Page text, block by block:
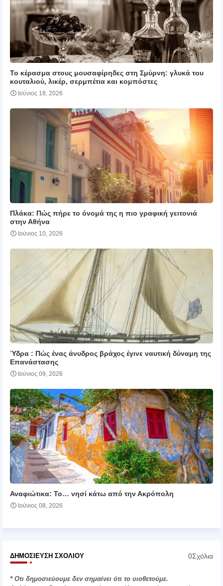
Το κέρασμα στους μουσαφίρηδες στη Σμύρνη: γλυκά του
κουταλιού, λικέρ, σερμπέτια και κομπόστες
Ιούνιος 18, 2026
Πλάκα: Πώς πήρε το όνομά της η πιο γραφική γειτονιά
στην Αθήνα
Ιούνιος 10, 2026
Ύδρα : Πώς ένας άνυδρος βράχος έγινε ναυτική δύναμη της
Επανάστασης
Ιούνιος 09, 2026
Αναφιώτικα: Το… νησί κάτω από την Ακρόπολη
Ιούνιος 08, 2026
ΔΗΜΟΣΊΕΥΣΗ ΣΧΟΛΊΟΥ 0Σχόλια
* Οτι δημοσιεύουμε δεν σημαίνει ότι το υιοθετούμε.